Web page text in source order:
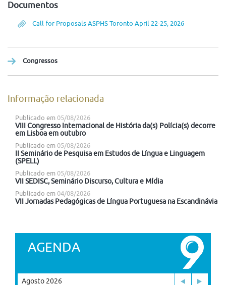
Documentos
Call for Proposals ASPHS Toronto April 22-25, 2026
Congressos
Informação relacionada
Publicado em 05/08/2026
VIII Congresso Internacional de História da(s) Polícia(s) decorre
em Lisboa em outubro
Publicado em 05/08/2026
II Seminário de Pesquisa em Estudos de Língua e Linguagem
(SPELL)
Publicado em 05/08/2026
VII SEDISC, Seminário Discurso, Cultura e Mídia
Publicado em 04/08/2026
VII Jornadas Pedagógicas de Língua Portuguesa na Escandinávia
AGENDA
Agosto 2026